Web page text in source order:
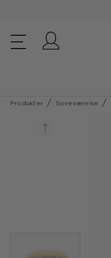
Produkter Soveværelse